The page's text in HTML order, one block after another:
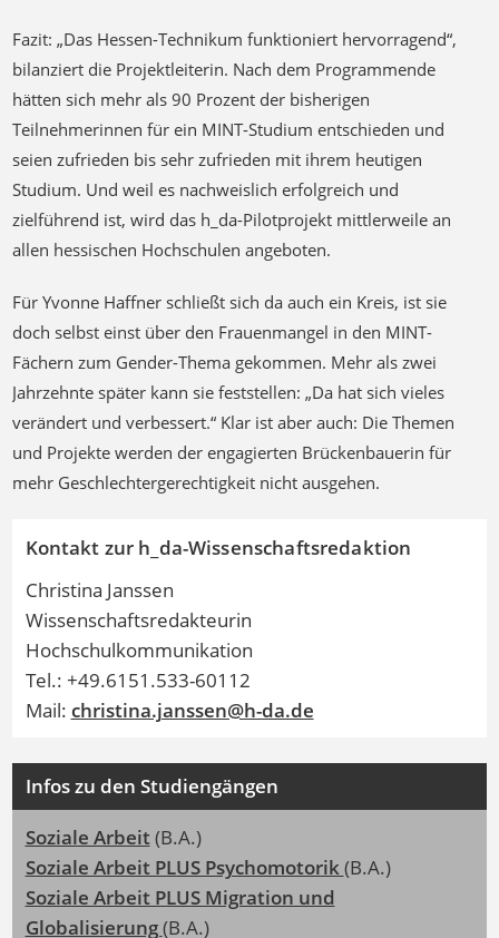
Fazit: „Das Hessen-Technikum funktioniert hervorragend“,
bilanziert die Projektleiterin. Nach dem Programmende
hätten sich mehr als 90 Prozent der bisherigen
Teilnehmerinnen für ein MINT-Studium entschieden und
seien zufrieden bis sehr zufrieden mit ihrem heutigen
Studium. Und weil es nachweislich erfolgreich und
zielführend ist, wird das h_da-Pilotprojekt mittlerweile an
allen hessischen Hochschulen angeboten.
Für Yvonne Haffner schließt sich da auch ein Kreis, ist sie
doch selbst einst über den Frauenmangel in den MINT-
Fächern zum Gender-Thema gekommen. Mehr als zwei
Jahrzehnte später kann sie feststellen: „Da hat sich vieles
verändert und verbessert.“ Klar ist aber auch: Die Themen
und Projekte werden der engagierten Brückenbauerin für
mehr Geschlechtergerechtigkeit nicht ausgehen.
Kontakt zur h_da-Wissenschaftsredaktion
Christina Janssen
Wissenschaftsredakteurin
Hochschulkommunikation
Tel.: +49.6151.533-60112
Mail: christina.janssen@h-da.de
Infos zu den Studiengängen
Soziale Arbeit(B.A.)
Soziale Arbeit PLUS Psychomotorik(B.A.)
Soziale Arbeit PLUS Migration und
Globalisierung(B.A.)